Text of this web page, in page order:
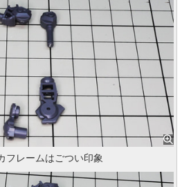
フレームはごつい印象